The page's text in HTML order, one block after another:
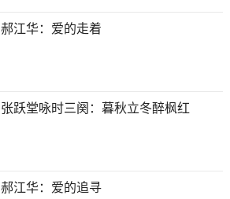
郝江华：爱的走着
张跃堂咏时三阕：暮秋立冬醉枫红
郝江华：爱的追寻